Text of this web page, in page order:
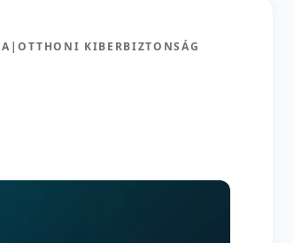
|OTTHONI KIBERBIZTONSÁG